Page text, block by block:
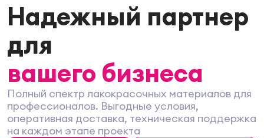
Надежный партнер
для
вашего бизнеса
Полный спектр лакокрасочных материалов для
профессионалов. Выгодные условия,
оперативная доставка, техническая поддержка
на каждом этапе проекта